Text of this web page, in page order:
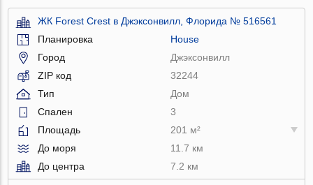
ЖК Forest Crest в Джэксонвилл, Флорида № 516561
Планировка
House
Город
Джэксонвилл
ZIP код
32244
Тип
Дом
Спален
3
Площадь
201 м²
До моря
11.7 км
До центра
7.2 км